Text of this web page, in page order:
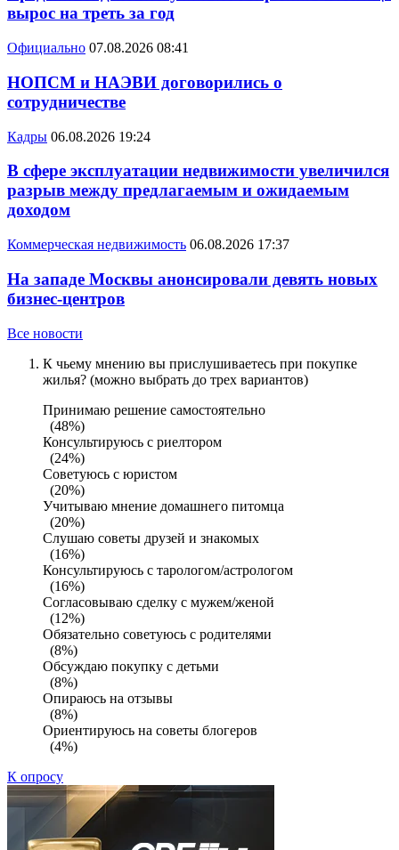
вырос на треть за год
Официально 07.08.2026 08:41
НОПСМ и НАЭВИ договорились о
сотрудничестве
Кадры 06.08.2026 19:24
В сфере эксплуатации недвижимости увеличился
разрыв между предлагаемым и ожидаемым
доходом
Коммерческая недвижимость 06.08.2026 17:37
На западе Москвы анонсировали девять новых
бизнес-центров
Все новости
К чьему мнению вы прислушиваетесь при покупке
жилья? (можно выбрать до трех вариантов)
Принимаю решение самостоятельно
(48%)
Консультируюсь с риелтором
(24%)
Советуюсь с юристом
(20%)
Учитываю мнение домашнего питомца
(20%)
Слушаю советы друзей и знакомых
(16%)
Консультируюсь с тарологом/астрологом
(16%)
Согласовываю сделку с мужем/женой
(12%)
Обязательно советуюсь с родителями
(8%)
Обсуждаю покупку с детьми
(8%)
Опираюсь на отзывы
(8%)
Ориентируюсь на советы блогеров
(4%)
К опросу